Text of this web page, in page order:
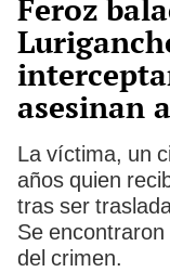
Feroz
asesinan
La víctima, un
años quien
tras ser
Se
del crimen.